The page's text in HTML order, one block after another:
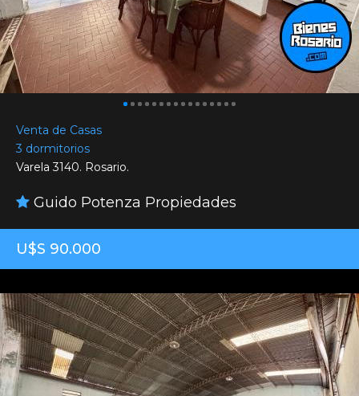
Venta de Casas
3 dormitorios
Varela 3140. Rosario.
Guido Potenza Propiedades
U$S 90.000